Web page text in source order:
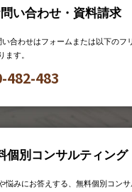
い合わせ・資料請求
合わせはフォームまたは以下のフ
ます。
482-483
個別コンサルティング
悩みにお答えする、無料個別コンサ